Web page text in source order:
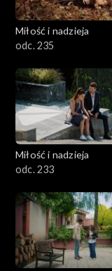
Miłość i nadzieja
odc. 235
Miłość i nadzieja
odc. 233